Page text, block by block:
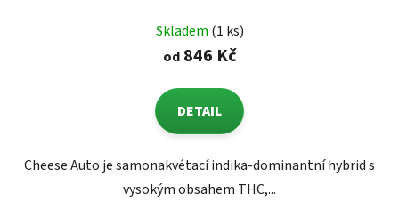
Skladem (1 ks)
od846 Kč
DETAIL
Cheese Auto je samonakvétací indika-dominantní hybrid s
vysokým obsahem THC,...